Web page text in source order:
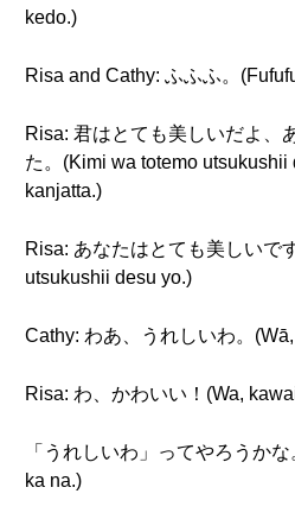
kedo.)
Risa and Cathy: ふふふ。
Risa: 君はとても美しいだよ、
た。(Kimi wa totemo utsukushii
kanjatta.)
Risa: あなたはとても美しいで
utsukushii desu yo.)
Cathy: わあ、うれしいわ。
Risa: わ、かわいい！(Wa,
「うれしいわ」ってやろうか
ka na.)